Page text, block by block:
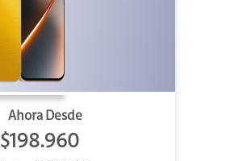
Ahora Desde
$198.960